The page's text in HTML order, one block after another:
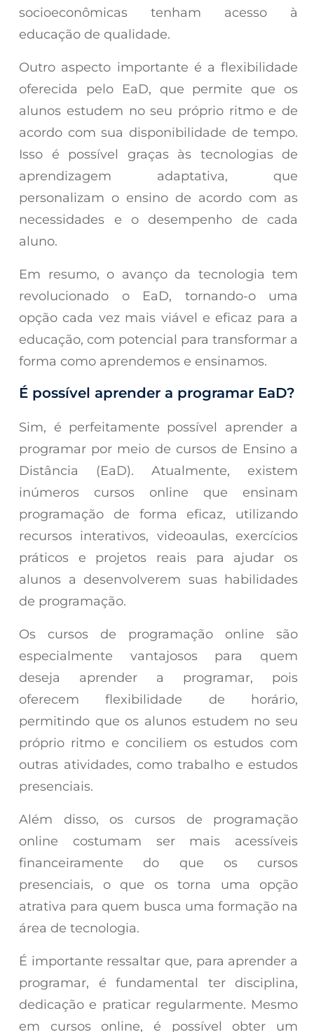
socioeconômicas tenham acesso à
educação de qualidade.
Outro aspecto importante é a flexibilidade
oferecida pelo EaD, que permite que os
alunos estudem no seu próprio ritmo e de
acordo com sua disponibilidade de tempo.
Isso é possível graças às tecnologias de
aprendizagem adaptativa, que
personalizam o ensino de acordo com as
necessidades e o desempenho de cada
aluno.
Em resumo, o avanço da tecnologia tem
revolucionado o EaD, tornando-o uma
opção cada vez mais viável e eficaz para a
educação, com potencial para transformar a
forma como aprendemos e ensinamos.
É possível aprender a programar EaD?
Sim, é perfeitamente possível aprender a
programar por meio de cursos de Ensino a
Distância (EaD). Atualmente, existem
inúmeros cursos online que ensinam
programação de forma eficaz, utilizando
recursos interativos, videoaulas, exercícios
práticos e projetos reais para ajudar os
alunos a desenvolverem suas habilidades
de programação.
Os cursos de programação online são
especialmente vantajosos para quem
deseja aprender a programar, pois
oferecem flexibilidade de horário,
permitindo que os alunos estudem no seu
próprio ritmo e conciliem os estudos com
outras atividades, como trabalho e estudos
presenciais.
Além disso, os cursos de programação
online costumam ser mais acessíveis
financeiramente do que os cursos
presenciais, o que os torna uma opção
atrativa para quem busca uma formação na
área de tecnologia.
É importante ressaltar que, para aprender a
programar, é fundamental ter disciplina,
dedicação e praticar regularmente. Mesmo
em cursos online, é possível obter um